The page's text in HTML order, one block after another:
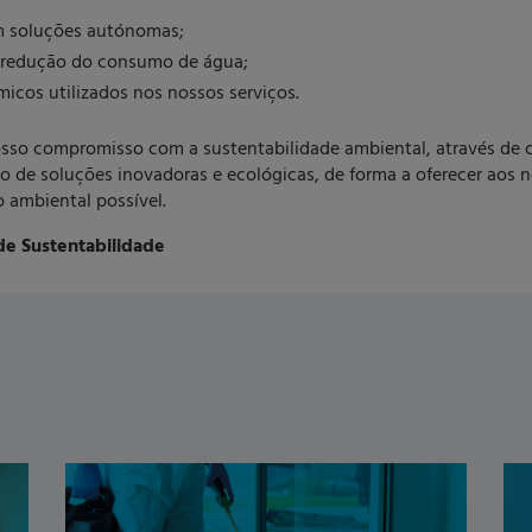
soluções autónomas;
do consumo de água;
utilizados nos nossos serviços.
compromisso com a sustentabilidade ambiental, através de
de soluções inovadoras e ecológicas, de forma a oferecer aos
possível.
Sustentabilidade